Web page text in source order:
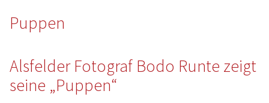
Puppen
Alsfelder Fotograf Bodo Runte zeigt
seine „Puppen“